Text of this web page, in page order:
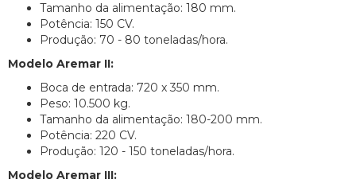
Tamanho da alimentação: 180 mm.
Potência: 150 CV.
Produção: 70 - 80 toneladas/hora.
Modelo Aremar II:
Boca de entrada: 720 x 350 mm.
Peso: 10.500 kg.
Tamanho da alimentação: 180-200 mm.
Potência: 220 CV.
Produção: 120 - 150 toneladas/hora.
Modelo Aremar III: